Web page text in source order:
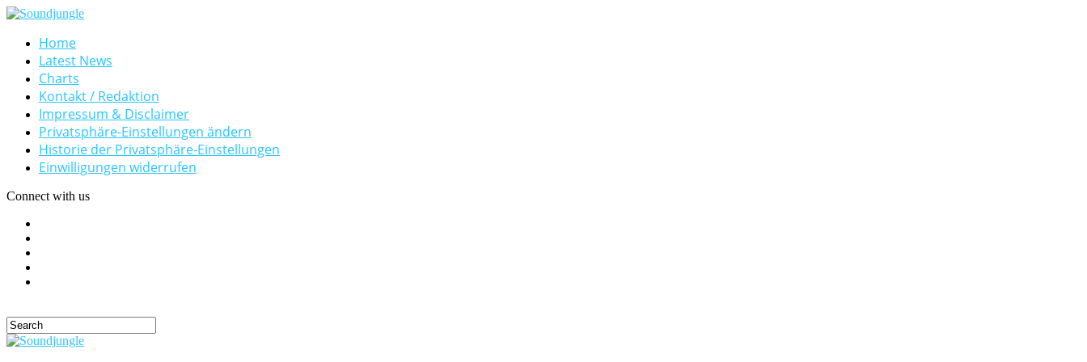
Home
Latest News
Charts
Kontakt / Redaktion
Impressum & Disclaimer
Privatsphäre-Einstellungen ändern
Historie der Privatsphäre-Einstellungen
Einwilligungen widerrufen
Connect with us